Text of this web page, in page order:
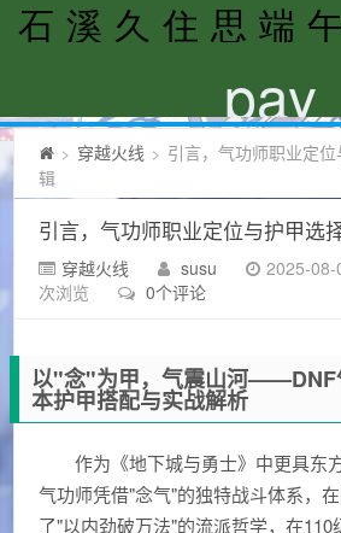
> 穿越火线 > 引言，气功师职业定
辑
引言，气功师职业定位与护甲选
穿越火线 susu 2025-08-
次浏览
0个评论
以"念"为甲，气震山河——DNF
本护甲搭配与实战解析
作为《地下城与勇士》中更具东
气功师凭借"念气"的独特战斗体系，
了"以内劲破万法"的流派哲学，在